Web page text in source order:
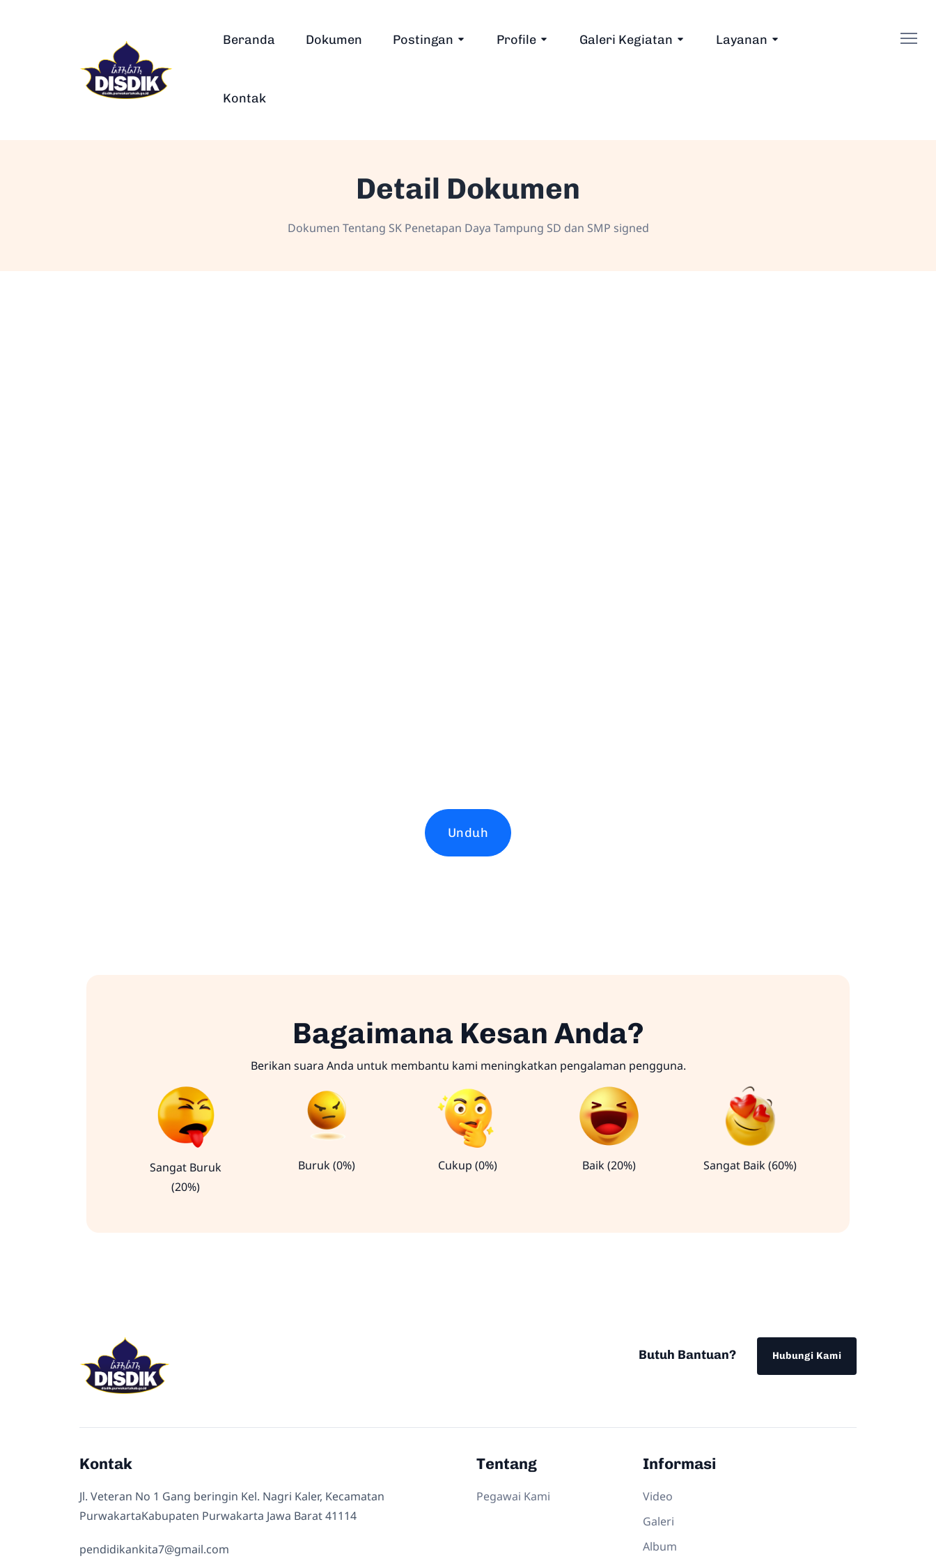
Beranda Dokumen Postingan Profile Galeri Kegiatan Layanan
Kontak
Detail Dokumen
Dokumen Tentang SK Penetapan Daya Tampung SD dan SMP signed
Unduh
Bagaimana Kesan Anda?
Berikan suara Anda untuk membantu kami meningkatkan pengalaman pengguna.
Sangat Buruk
(20%)
Buruk (0%) Cukup (0%) Baik (20%) Sangat Baik (60%)
Butuh Bantuan? Hubungi Kami
Kontak
Jl. Veteran No 1 Gang beringin Kel. Nagri Kaler, Kecamatan
PurwakartaKabupaten Purwakarta Jawa Barat 41114
pendidikankita7@gmail.com
Tentang
Pegawai Kami
Informasi
Video
Galeri
Album